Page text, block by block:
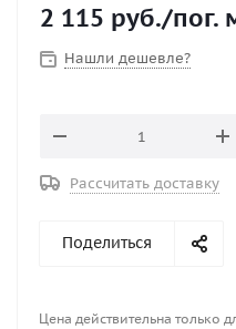
2 115 руб./пог.
Нашли дешевле?
Рассчитать доставку
Поделиться
Цена действительна только